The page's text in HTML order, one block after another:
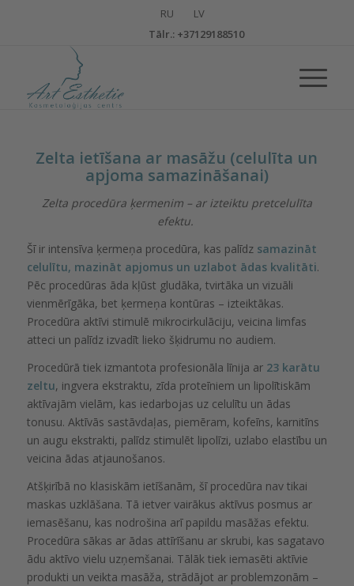
Тālr.: +37129188510
Zelta ietīšana ar masāžu (celulīta un
apjoma samazināšanai)
Zelta procedūra ķermenim – ar izteiktu pretcelulīta
efektu.
Šī ir intensīva ķermeņa procedūra, kas palīdz samazināt
celulītu, mazināt apjomus un uzlabot ādas kvalitāti.
Pēc procedūras āda kļūst gludāka, tvirtāka un vizuāli
vienmērīgāka, bet ķermeņa kontūras – izteiktākas.
Procedūra aktīvi stimulē mikrocirkulāciju, veicina limfas
atteci un palīdz izvadīt lieko šķidrumu no audiem.
Procedūrā tiek izmantota profesionāla līnija ar 23 karātu
zeltu, ingvera ekstraktu, zīda proteīniem un lipolītiskām
aktīvajām vielām, kas iedarbojas uz celulītu un ādas
tonusu. Aktīvās sastāvdaļas, piemēram, kofeīns, karnitīns
un augu ekstrakti, palīdz stimulēt lipolīzi, uzlabo elastību un
veicina ādas atjaunošanos.
Atšķirībā no klasiskām ietīšanām, šī procedūra nav tikai
maskas uzklāšana. Tā ietver vairākus aktīvus posmus ar
iemasēšanu, kas nodrošina arī papildu masāžas efektu.
Procedūra sākas ar ādas attīrīšanu ar skrubi, kas sagatavo
ādu aktīvo vielu uzņemšanai. Tālāk tiek iemasēti aktīvie
produkti un veikta masāža, strādājot ar problemzonām –